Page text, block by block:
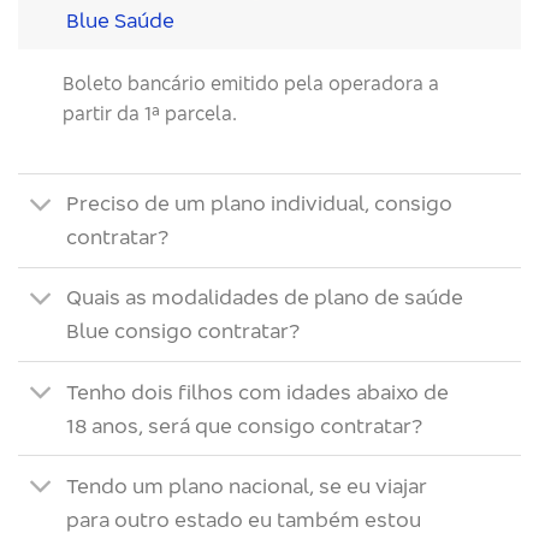
Blue Saúde
Boleto bancário emitido pela operadora a
partir da 1ª parcela.
Preciso de um plano individual, consigo
contratar?
Quais as modalidades de plano de saúde
Blue consigo contratar?
Tenho dois filhos com idades abaixo de
18 anos, será que consigo contratar?
Tendo um plano nacional, se eu viajar
para outro estado eu também estou